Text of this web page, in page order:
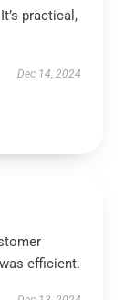
practical,
Dec 14, 2024
efficient.